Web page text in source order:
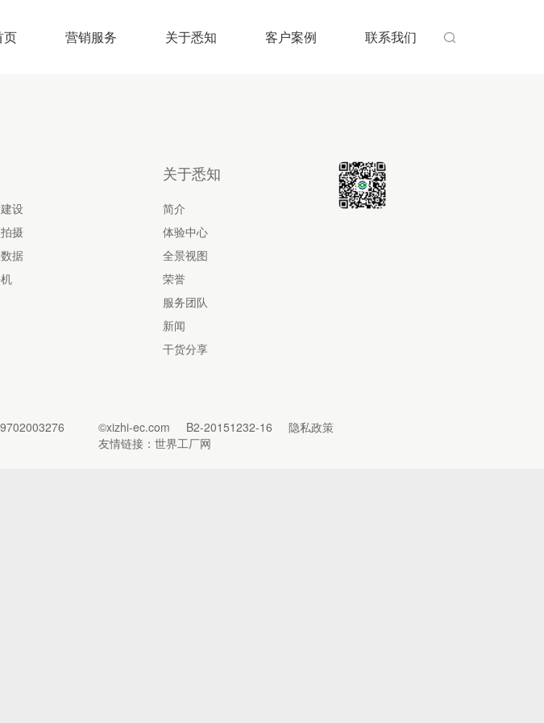
页 营销服务 关于悉知 客户案例 联系我们 
设
摄
据
关于悉知
简介
体验中心
全景视图
荣誉
服务团队
新闻
干货分享
©xizhi-ec.com B2-20151232-16
隐私政策
友情链接： 世界工厂网